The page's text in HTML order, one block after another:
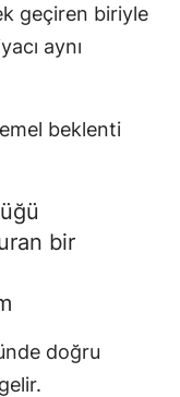
geçiren biriyle
aynı
beklenti
bir
doğru